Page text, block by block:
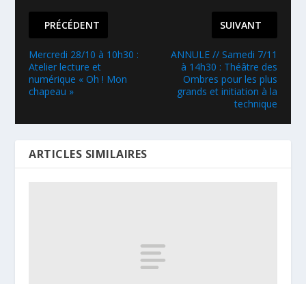
PRÉCÉDENT
Mercredi 28/10 à 10h30 :
Atelier lecture et
numérique « Oh ! Mon
chapeau »
SUIVANT
ANNULE // Samedi 7/11
à 14h30 : Théâtre des
Ombres pour les plus
grands et initiation à la
technique
ARTICLES SIMILAIRES